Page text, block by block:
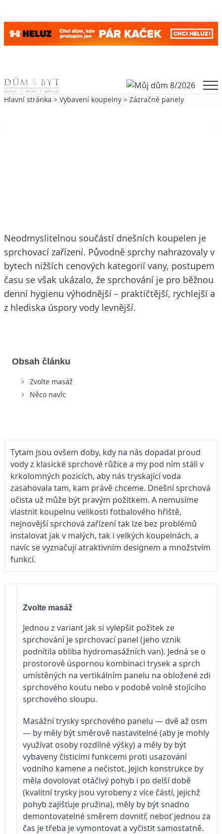
Skip to content
Hlavní stránka > Vybavení koupelny > Zázračné panely
Neodmyslitelnou součástí dnešních koupelen je
sprchovací zařízení. Původně sprchy nahrazovaly v
bytech nižších cenových kategorií vany, postupem
času se však ukázalo, že sprchování je pro běžnou
denní hygienu výhodnější – praktičtější, rychlejší a
z hlediska úspory vody levnější.
Obsah článku
Zvolte masáž
Něco navíc
Tytam jsou ovšem doby, kdy na nás dopadal proud
vody z klasické sprchové růžice a my pod ním stáli v
krkolomných pozicích, aby nás tryskající voda
zasahovala tam, kam právě chceme. Dnešní sprchová
očista už může být pravým požitkem. A nemusíme
vlastnit koupelnu velikosti fotbalového hřiště,
nejnovější sprchová zařízení tak lze bez problémů
instalovat jak v malých, tak i velkých koupelnách, a
navíc se vyznačují atraktivním designem a množstvím
funkcí.
Zvolte masáž
Jednou z variant jak si vylepšit požitek ze
sprchování je sprchovací panel (jeho vznik
podnítila obliba hydromasážních van). Jedná se o
prostorově úspornou kombinaci trysek a sprch
umístěných na vertikálním panelu na obložené zdi
sprchového koutu nebo v podobě volně stojícího
sprchového sloupu.
Masážní trysky sprchového panelu — dvě až osm
— by měly být směrově nastavitelné (aby je mohly
využívat osoby rozdílné výšky) a měly by být
vybaveny čisticími funkcemi proti usazování
vodního kamene a nečistot. Jejich konstrukce by
měla dovolovat otáčivý pohyb i po delší době
(kvalitní trysky jsou vyrobeny z více částí, jejichž
pohyb zajišťuje pružina), měly by být snadno
demontovatelné směrem dovnitř, neboť jednou za
čas je třeba je vymontovat a vyčistit samostatně.